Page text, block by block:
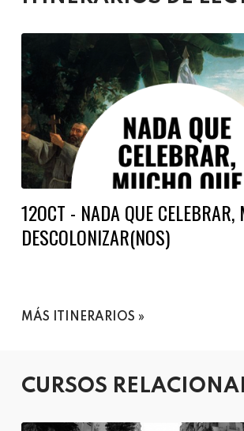
12OCT - NADA QUE CELEBRAR,
DESCOLONIZAR(NOS)
MÁS ITINERARIOS
CURSOS